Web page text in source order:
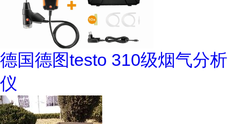
德国德图testo 310级烟气分析
仪